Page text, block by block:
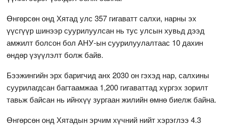
Өнгөрсөн онд Хятад улс 357 гигаватт салхи, нарны эх
үүсгүүр шинээр суурилуулсан нь тус улсын хувьд дээд
амжилт болсон бол АНУ-ын суурилуулалтаас 10 дахин
өндөр үзүүлэлт болж байв.
Бээжингийн эрх баригчид анх 2030 он гэхэд нар, салхины
суурилагдсан багтаамжаа 1,200 гигаваттад хүргэх зорилт
тавьж байсан нь ийнхүү зургаан жилийн өмнө биелж байна.
Өнгөрсөн онд Хятадын эрчим хүчний нийт хэрэглээ 4.3